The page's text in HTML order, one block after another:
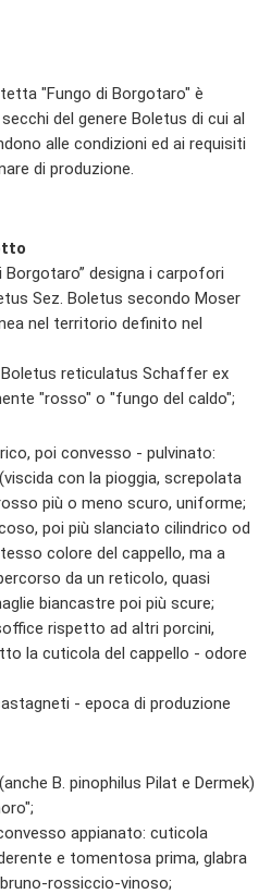
"Fungo di Borgotaro" è
del genere Boletus di cui al
alle condizioni ed ai requisiti
di produzione.
Borgotaro” designa i carpofori
Sez. Boletus secondo Moser
nel territorio definito nel
reticulatus Schaffer ex
"rosso" o "fungo del caldo";
poi convesso - pulvinato:
con la pioggia, screpolata
più o meno scuro, uniforme;
poi più slanciato cilindrico od
colore del cappello, ma a
da un reticolo, quasi
biancastre poi più scure;
rispetto ad altri porcini,
la cuticola del cappello - odore
- epoca di produzione
B. pinophilus Pilat e Dermek)
appianato: cuticola
e tomentosa prima, glabra
rossiccio-vinoso;